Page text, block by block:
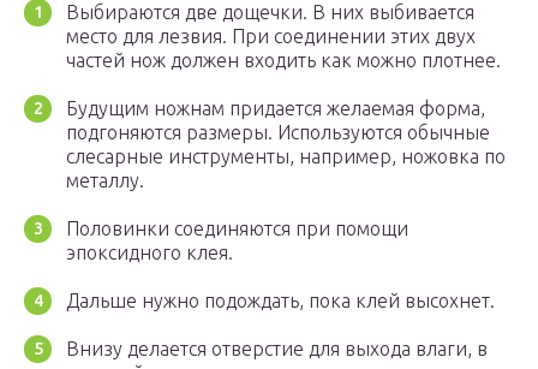
Выбираются две дощечки. В них выбивается
место для лезвия. При соединении этих двух
частей нож должен входить как можно плотнее.
Будущим ножнам придается желаемая форма,
подгоняются размеры. Используются обычные
слесарные инструменты, например, ножовка по
металлу.
Половинки соединяются при помощи
эпоксидного клея.
Дальше нужно подождать, пока клей высохнет.
Внизу делается отверстие для выхода влаги, в